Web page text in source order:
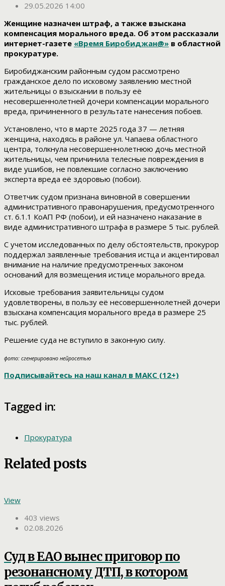
29.05.2026 14:00
Женщине назначен штраф, а также взыскана
компенсация морального вреда. Об этом рассказали
интернет-газете «Время Биробиджан@» в областной
прокуратуре.
Биробиджанским районным судом рассмотрено
гражданское дело по исковому заявлению местной
жительницы о взыскании в пользу её
несовершеннолетней дочери компенсации морального
вреда, причиненного в результате нанесения побоев.
Установлено, что в марте 2025 года 37 — летняя
женщина, находясь в районе ул. Чапаева областного
центра, толкнула несовершеннолетнюю дочь местной
жительницы, чем причинила телесные повреждения в
виде ушибов, не повлекшие согласно заключению
эксперта вреда её здоровью (побои).
Ответчик судом признана виновной в совершении
административного правонарушения, предусмотренного
ст. 6.1.1 КоАП РФ (побои), и ей назначено наказание в
виде административного штрафа в размере 5 тыс. рублей.
С учетом исследованных по делу обстоятельств, прокурор
поддержал заявленные требования истца и акцентировал
внимание на наличие предусмотренных законом
оснований для возмещения истице морального вреда.
Исковые требования заявительницы судом
удовлетворены, в пользу её несовершеннолетней дочери
взыскана компенсация морального вреда в размере 25
тыс. рублей.
Решение суда не вступило в законную силу.
фото: сгенерировано нейросетью
Подписывайтесь на наш канал в МАКС (12+)
Tagged in:
Прокуратура
Related posts
View
403 views
02.08.2026
Суд в ЕАО вынес приговор по
резонансному ДТП, в котором